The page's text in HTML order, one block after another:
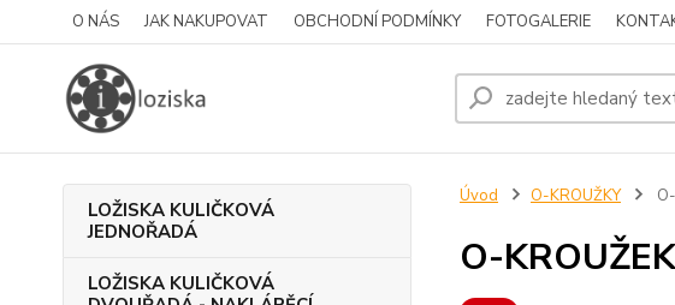
O NÁS JAK NAKUPOVAT OBCHODNÍ PODMÍNKY FOTOGALERIE
LOŽISKA KULIČKOVÁ
JEDNOŘADÁ
LOŽISKA KULIČKOVÁ
Úvod O-KROUŽKY
O-